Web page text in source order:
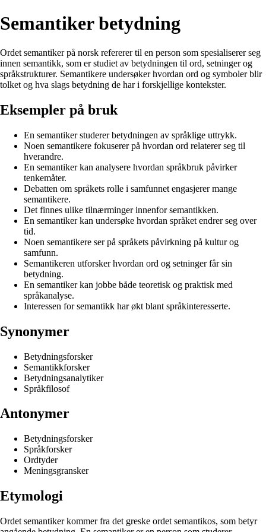
Semantiker betydning
Ordet semantiker på norsk refererer til en person som spesialiserer seg
innen semantikk, som er studiet av betydningen til ord, setninger og
språkstrukturer. Semantikere undersøker hvordan ord og symboler blir
tolket og hva slags betydning de har i forskjellige kontekster.
Eksempler på bruk
En semantiker studerer betydningen av språklige uttrykk.
Noen semantikere fokuserer på hvordan ord relaterer seg til
hverandre.
En semantiker kan analysere hvordan språkbruk påvirker
tenkemåter.
Debatten om språkets rolle i samfunnet engasjerer mange
semantikere.
Det finnes ulike tilnærminger innenfor semantikken.
En semantiker kan undersøke hvordan språket endrer seg over
tid.
Noen semantikere ser på språkets påvirkning på kultur og
samfunn.
Semantikeren utforsker hvordan ord og setninger får sin
betydning.
En semantiker kan jobbe både teoretisk og praktisk med
språkanalyse.
Interessen for semantikk har økt blant språkinteresserte.
Synonymer
Betydningsforsker
Semantikkforsker
Betydningsanalytiker
Språkfilosof
Antonymer
Betydningsforsker
Språkforsker
Ordtyder
Meningsgransker
Etymologi
Ordet semantiker kommer fra det greske ordet semantikos, som betyr